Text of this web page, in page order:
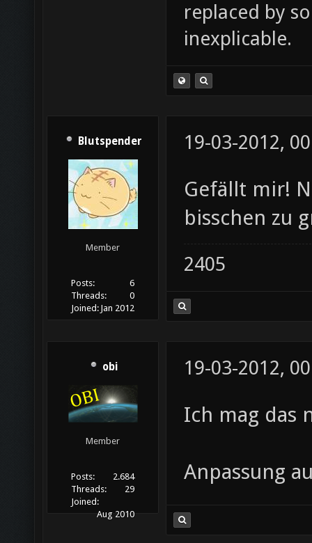
replaced by
inexplicable.
Blutspender
Member
Posts:
6
Threads:
0
Joined: Jan 2012
19-03-2012,
Gefällt mir!
bisschen zu
2405
obi
Member
Posts:
2.684
Threads:
29
Joined:
Aug 2010
19-03-2012,
Ich mag das
Anpassung